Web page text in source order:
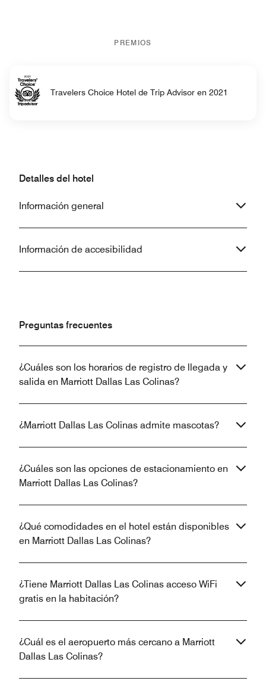
PREMIOS
Travelers Choice Hotel de Trip Advisor en 2021
Detalles del hotel
Información general
Información de accesibilidad
Preguntas frecuentes
¿Cuáles son los horarios de registro de llegada y
salida en Marriott Dallas Las Colinas?
¿Marriott Dallas Las Colinas admite mascotas?
¿Cuáles son las opciones de estacionamiento en
Marriott Dallas Las Colinas?
¿Qué comodidades en el hotel están disponibles
en Marriott Dallas Las Colinas?
¿Tiene Marriott Dallas Las Colinas acceso WiFi
gratis en la habitación?
¿Cuál es el aeropuerto más cercano a Marriott
Dallas Las Colinas?